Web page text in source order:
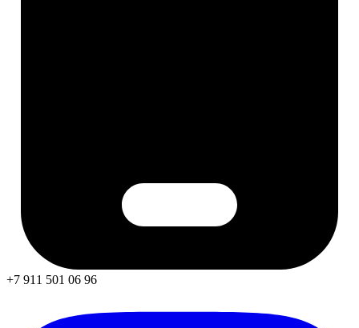
+7 911 501 06 96